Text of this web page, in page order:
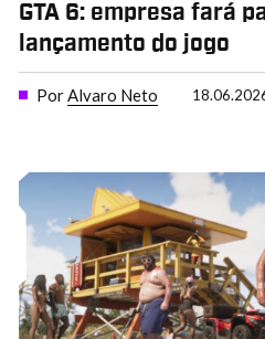
GTA 6: empresa fará
lançamento do jogo
PorAlvaro Neto